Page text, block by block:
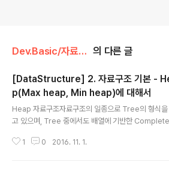
Dev.Basic/자료구조&알고리즘 의 다른 글
[DataStructure] 2. 자료구조 기본 -
p(Max heap, Min heap)에 대해서
Heap 자료구조자료구조의 일종으로 Tree의 형식을
고 있으며, Tree 중에서도 배열에 기반한
건너뛰고 1부터 루트노드가 시작된다. 이는 노드의 고
1 0 2016. 11. 1.